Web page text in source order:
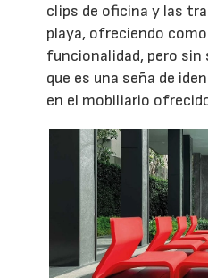
clips de oficina y las
playa, ofreciendo
funcionalidad, pero
que es una seña de
en el mobiliario